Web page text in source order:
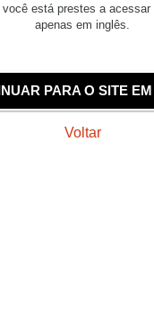
você está prestes a acessar
apenas em inglês.
PARA O SITE
Voltar